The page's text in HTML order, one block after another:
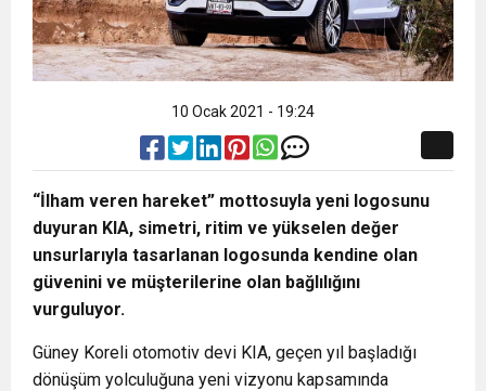
10 Ocak 2021 - 19:24
“İlham veren hareket” mottosuyla yeni logosunu
duyuran KIA, simetri, ritim ve yükselen değer
unsurlarıyla tasarlanan logosunda kendine olan
güvenini ve müşterilerine olan bağlılığını
vurguluyor.
Güney Koreli otomotiv devi KIA, geçen yıl başladığı
dönüşüm yolculuğuna yeni vizyonu kapsamında